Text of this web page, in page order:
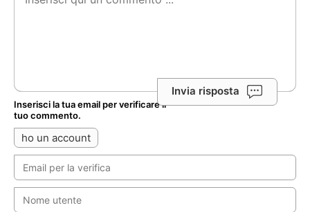
Invia risposta
Inserisci la tua email per verificare il
tuo commento.
ho un account